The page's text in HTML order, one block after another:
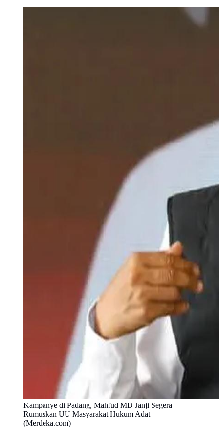
Kampanye di Padang, Mahfud MD Janji Segera
Rumuskan UU Masyarakat Hukum Adat
(Merdeka.com)